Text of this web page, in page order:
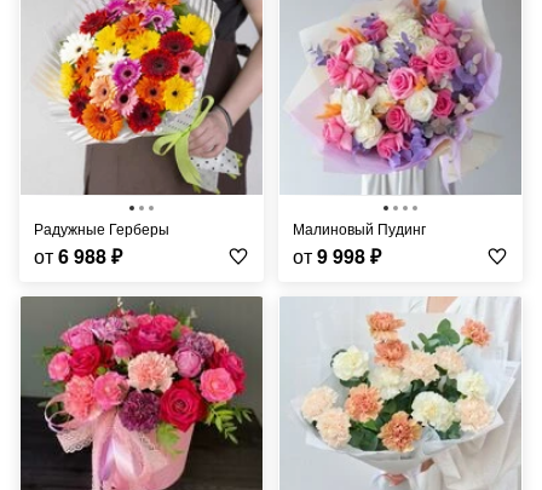
Радужные Герберы
от6 988₽
Малиновый Пудинг
от9 998₽